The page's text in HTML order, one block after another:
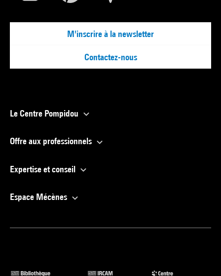
M'inscrire à la newsletter
Contactez-nous
Le Centre Pompidou
Offre aux professionnels
Expertise et conseil
Espace Mécènes